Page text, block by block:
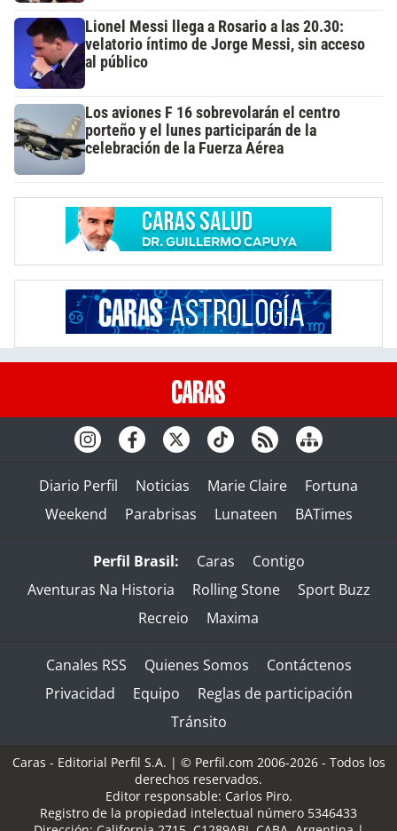
Lionel Messi llega a Rosario a las 20.30:
velatorio íntimo de Jorge Messi, sin acceso
al público
Los aviones F 16 sobrevolarán el centro
porteño y el lunes participarán de la
celebración de la Fuerza Aérea
Diario Perfil Noticias Marie Claire
Fortuna
Weekend
Parabrisas Lunateen BATimes
Perfil Brasil: Caras
Contigo
Aventuras Na Historia
Rolling Stone
Sport Buzz
Recreio
Maxima
Canales RSS Quienes Somos
Contáctenos
Privacidad
Equipo
Reglas de participación
Tránsito
Caras - Editorial Perfil S.A. | © Perfil.com 2006-2026 - Todos los
derechos reservados.
Editor responsable: Carlos Piro.
Registro de la propiedad intelectual número 5346433